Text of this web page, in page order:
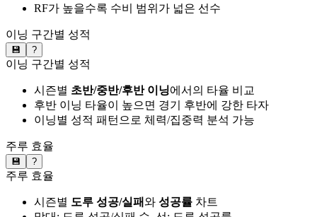
RF가 높을수록 수비 범위가 넓은 선수
이닝 구간별 성적
💾 ?
이닝 구간별 성적
시즌별 초반/중반/후반 이닝에서의 타율 비교
후반 이닝 타율이 높으면 경기 후반에 강한 타자
이닝별 성적 패턴으로 체력/집중력 분석 가능
주루 효율
💾 ?
주루 효율
시즌별 도루 성공/실패와 성공률 차트